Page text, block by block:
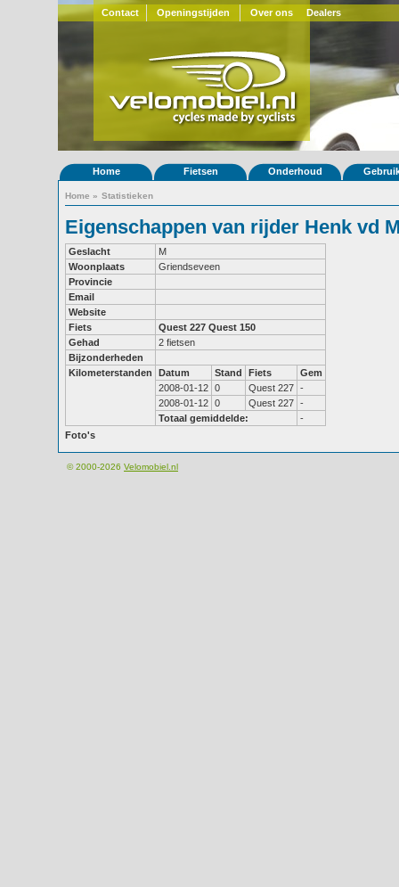
Contact Openingstijden Over ons Dealers
Home Fietsen Onderhoud
Home » Statistieken
Eigenschappen van rijder Henk vd
Geslacht
M
Woonplaats
Griendseveen
Provincie
Email
Website
Fiets
Quest 227 Quest 150
Gehad
2 fietsen
Bijzonderheden
Kilometerstanden
Datum Stand Fiets
Gem
2008-01-12 0 Quest 227 -
2008-01-12 0 Quest 227 -
Totaal gemiddelde:
-
Foto's
© 2000-2026 Velomobiel.nl